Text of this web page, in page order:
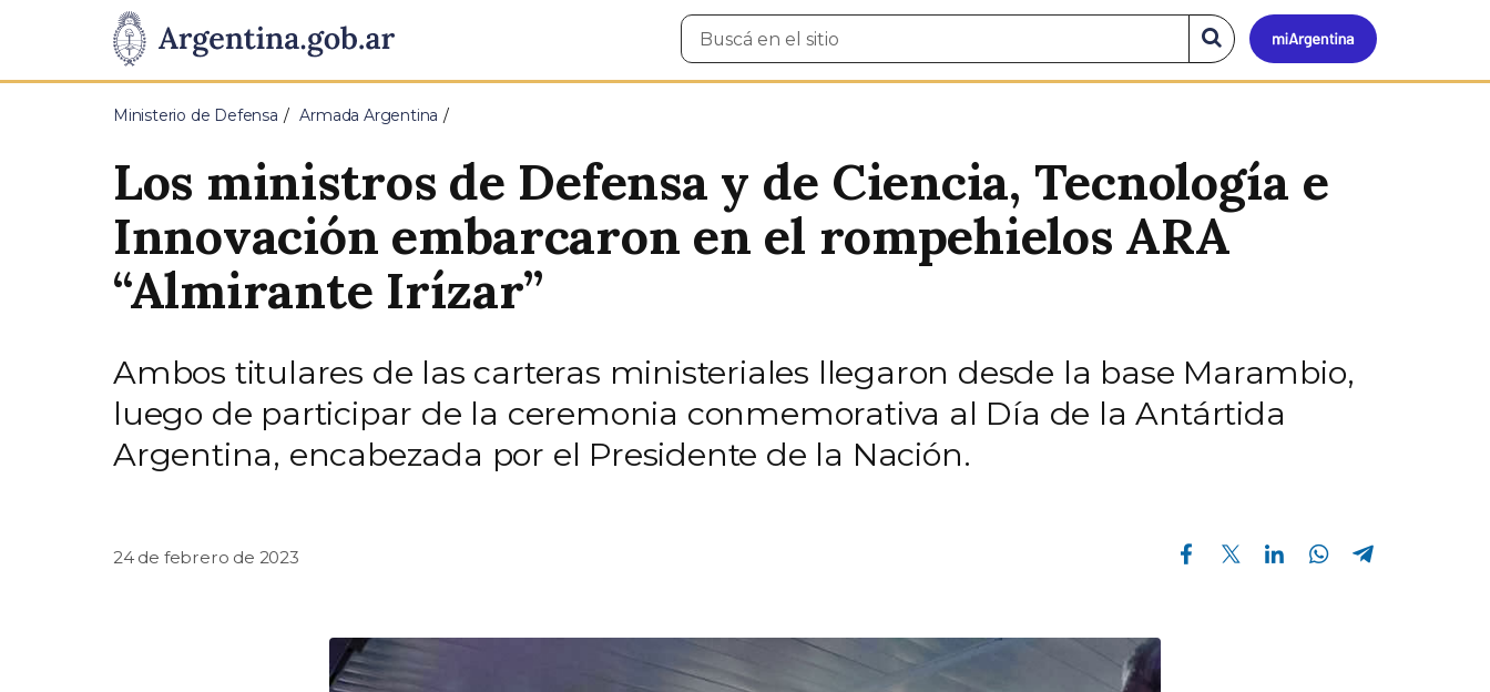
Presidencia
de
Pasar al contenido principal
Mi
Buscar
en
Buscar
en
el
Ministerio de Defensa Armada Argentina
Los ministros de Defensa y de Ciencia, Tecnología e
Innovación embarcaron en el rompehielos ARA
“Almirante Irízar”
Ambos titulares de las carteras ministeriales llegaron desde la base Marambio,
luego de participar de la ceremonia conmemorativa al Día de la Antártida
Argentina, encabezada por el Presidente de la Nación.
24 de febrero de 2023
Compartir en Facebook Compartir en Twitter Compartir en Linkedin Compartir en Whatsapp